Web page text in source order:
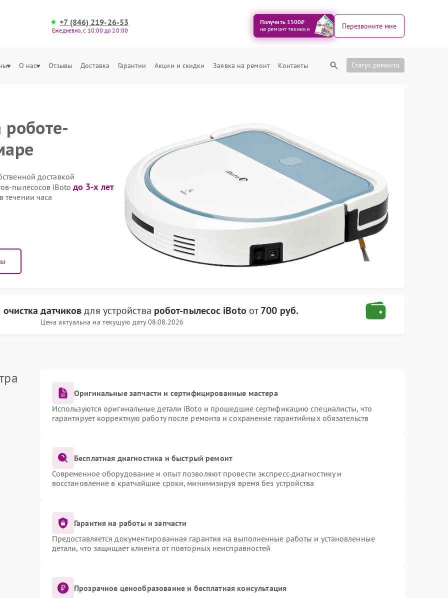
+7 (846) 219-26-53
Ежедневно, с 10:00 до 20:00
Получить 1500₽
на ремонт техники
Перезвоните мне
О нас Отзывы Доставка Гарантии Акции и скидки Заявка на ремонт Контакты Статус ремонта
роботе-
доставкой
пылесосов iBoto до 3-х лет
часа
очистка датчиковдля устройства робот-пылесос iBoto от700 руб.
Цена актуальна на текущую дату 08.08.2026
Оригинальные запчасти и сертифицированные мастера
Используются оригинальные детали iBoto и прошедшие сертификацию специалисты, что
гарантирует корректную работу после ремонта и сохранение гарантийных обязательств
Бесплатная диагностика и быстрый ремонт
Современное оборудование и опыт позволяют провести экспресс-диагностику и
восстановление в кратчайшие сроки, минимизируя время без устройства
Гарантия на работы и запчасти
Предоставляется документированная гарантия на выполненные работы и установленные
детали, что защищает клиента от повторных неисправностей
Прозрачное ценообразование и бесплатная консультация